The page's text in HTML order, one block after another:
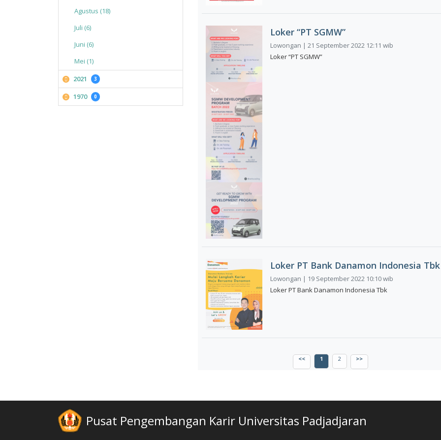
Agustus (18)
Juli (6)
Juni (6)
Mei (1)
2021
3
1970 0
Loker “PT SGMW”
Lowongan | 21 September 2022 12:11 wib
Loker “PT SGMW”
Loker PT Bank Danamon Indonesia Tbk
Lowongan | 19 September 2022 10:10 wib
Loker PT Bank Danamon Indonesia Tbk
<< 1 2 >>
Pusat Pengembangan Karir Universitas Padjadjaran